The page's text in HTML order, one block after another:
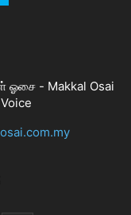
ஓசை - Makkal Osai